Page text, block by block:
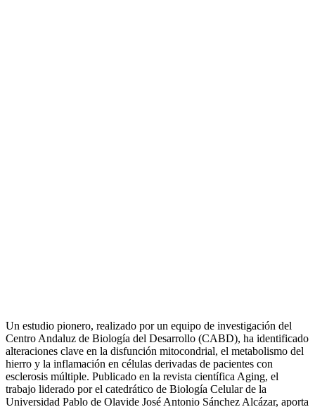
Un estudio pionero, realizado por un equipo de investigación del
Centro Andaluz de Biología del Desarrollo (CABD), ha identificado
alteraciones clave en la disfunción mitocondrial, el metabolismo del
hierro y la inflamación en células derivadas de pacientes con
esclerosis múltiple. Publicado en la revista científica Aging, el
trabajo liderado por el catedrático de Biología Celular de la
Universidad Pablo de Olavide José Antonio Sánchez Alcázar, aporta